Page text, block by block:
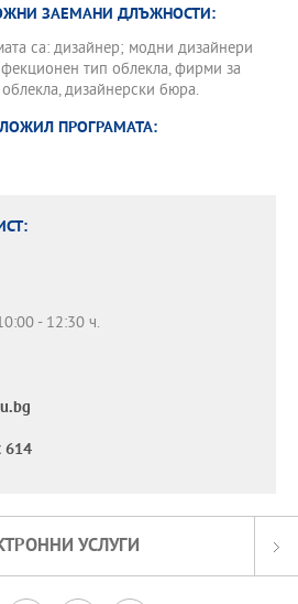
ЗАЕМАНИ ДЛЪЖНОСТИ:
са: дизайнер; модни дизайнери
тип облекла, фирми за
дизайнерски бюра.
ПРОГРАМАТА:
- 12:30 ч.
614
УСЛУГИ